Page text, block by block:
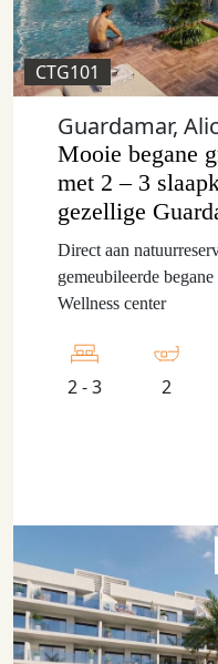
CTG101
Guardamar,
Mooie begane
met 2 – 3
gezellige
Direct aan
gemeubileerde
Wellness center
2 - 3 2